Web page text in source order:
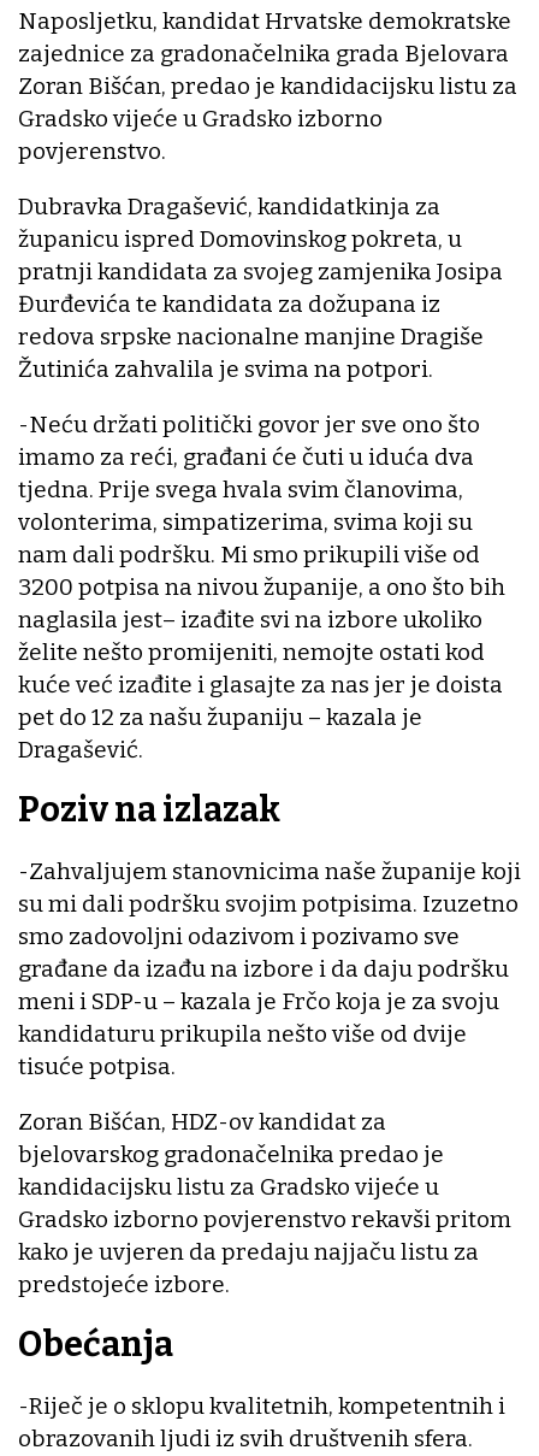
Naposljetku, kandidat Hrvatske demokratske
zajednice za gradonačelnika grada Bjelovara
Zoran Bišćan, predao je kandidacijsku listu za
Gradsko vijeće u Gradsko izborno
povjerenstvo.
Dubravka Dragašević, kandidatkinja za
županicu ispred Domovinskog pokreta, u
pratnji kandidata za svojeg zamjenika Josipa
Đurđevića te kandidata za dožupana iz
redova srpske nacionalne manjine Dragiše
Žutinića zahvalila je svima na potpori.
-Neću držati politički govor jer sve ono što
imamo za reći, građani će čuti u iduća dva
tjedna. Prije svega hvala svim članovima,
volonterima, simpatizerima, svima koji su
nam dali podršku. Mi smo prikupili više od
3200 potpisa na nivou županije, a ono što bih
naglasila jest– izađite svi na izbore ukoliko
želite nešto promijeniti, nemojte ostati kod
kuće već izađite i glasajte za nas jer je doista
pet do 12 za našu županiju – kazala je
Dragašević.
Poziv na izlazak
-Zahvaljujem stanovnicima naše županije koji
su mi dali podršku svojim potpisima. Izuzetno
smo zadovoljni odazivom i pozivamo sve
građane da izađu na izbore i da daju podršku
meni i SDP-u – kazala je Frčo koja je za svoju
kandidaturu prikupila nešto više od dvije
tisuće potpisa.
Zoran Bišćan, HDZ-ov kandidat za
bjelovarskog gradonačelnika predao je
kandidacijsku listu za Gradsko vijeće u
Gradsko izborno povjerenstvo rekavši pritom
kako je uvjeren da predaju najjaču listu za
predstojeće izbore.
Obećanja
-Riječ je o sklopu kvalitetnih, kompetentnih i
obrazovanih ljudi iz svih društvenih sfera.